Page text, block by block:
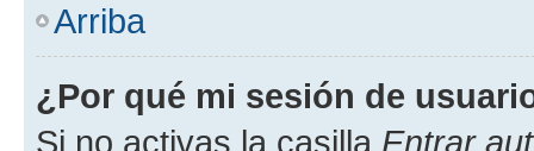
Arriba
¿Por qué mi sesión de
Si no activas la casilla Entrar